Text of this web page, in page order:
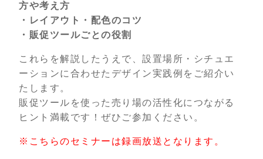
方や考え方
・レイアウト・配色のコツ
・販促ツールごとの役割
これらを解説したうえで、設置場所・シチュエ
ーションに合わせたデザイン実践例をご紹介い
たします。
販促ツールを使った売り場の活性化につながる
ヒント満載です！ぜひご参加ください。
※こちらのセミナーは録画放送となります。